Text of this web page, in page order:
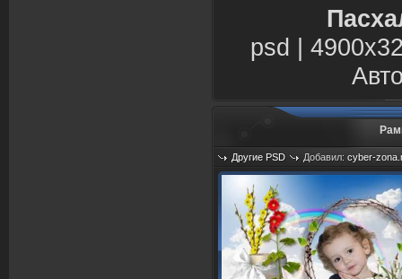
psd |
Другие PSD Добавил: cyber-
Просмотров: 1504